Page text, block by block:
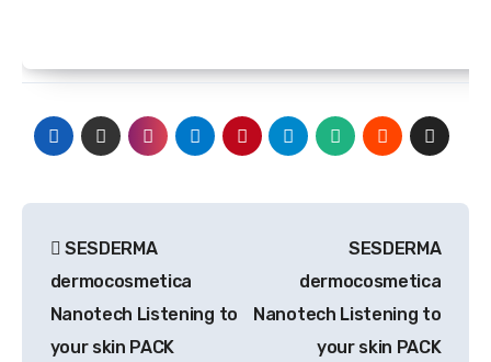
de
entradas
SESDERMA
dermocosmetica
Nanotech Listening to
your skin PACK
SESDERMA
dermocosmetica
Nanotech Listening to
your skin PACK